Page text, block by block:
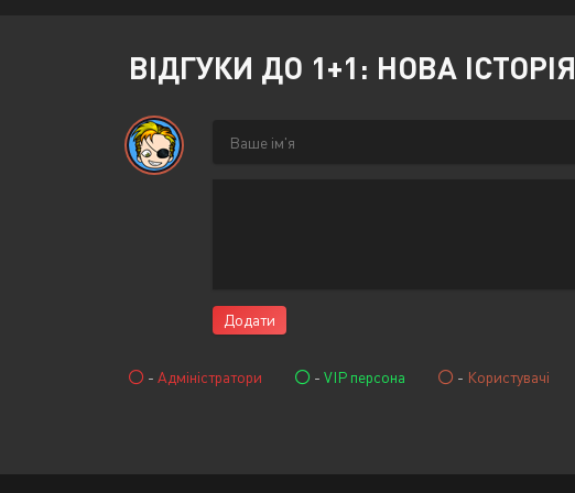
ВІДГУКИ ДО 1+1: НОВА ІСТОРІЯ
Додати
- Адміністратори - VIP персона - Користувачі